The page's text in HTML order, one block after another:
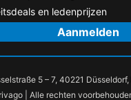
en ledenprijzen
Aanmelden
5 – 7, 40221
| Alle rechten